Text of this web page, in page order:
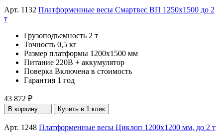
Арт. 1132 Платформенные весы Смартвес ВП 1250x1500 до 2
т
Грузоподъемность 2 т
Точность 0,5 кг
Размер платформы 1200х1500 мм
Питание 220В + аккумулятор
Поверка Включена в стоимость
Гарантия 1 год
43 872 ₽
В корзину Купить в 1 клик
Арт. 1248 Платформенные весы Циклоп 1200х1200 мм, до 2 т